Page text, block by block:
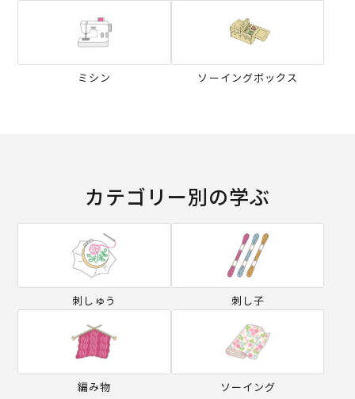
ミシン ソーイングボックス
カテゴリー別の学ぶ
刺しゅう 刺し子
編み物 ソーイング